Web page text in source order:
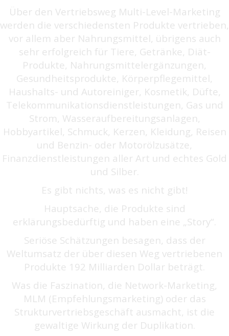
Über den Vertriebsweg Multi-Level-Marketing
werden die verschiedensten Produkte vertrieben,
vor allem aber Nahrungsmittel, übrigens auch
sehr erfolgreich für Tiere, Getränke, Diät-
Produkte, Nahrungsmittelergänzungen,
Gesundheitsprodukte, Körperpflegemittel,
Haushalts- und Autoreiniger, Kosmetik, Düfte,
Telekommunikationsdienstleistungen, Gas und
Strom, Wasseraufbereitungsanlagen,
Hobbyartikel, Schmuck, Kerzen, Kleidung, Reisen
und Benzin- oder Motorölzusätze,
Finanzdienstleistungen aller Art und echtes Gold
und Silber.
Es gibt nichts, was es nicht gibt!
Hauptsache, die Produkte sind
erklärungsbedürftig und haben eine „Story“.
Seriöse Schätzungen besagen, dass der
Weltumsatz der über diesen Weg vertriebenen
Produkte 192 Milliarden Dollar beträgt.
Was die Faszination, die Network-Marketing,
MLM (Empfehlungsmarketing) oder das
Strukturvertriebsgeschäft ausmacht, ist die
gewaltige Wirkung der Duplikation.